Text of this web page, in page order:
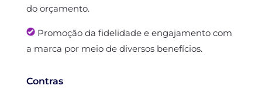
do orçamento.
Promoção da fidelidade e engajamento com
a marca por meio de diversos benefícios.
Contras